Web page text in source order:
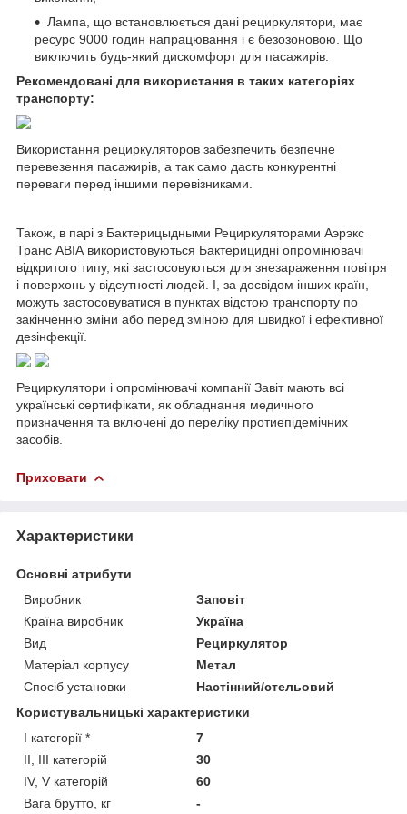
Лампа, що встановлюється дані рециркулятори, має
ресурс 9000 годин напрацювання і є безозоновою. Що
виключить будь-який дискомфорт для пасажирів.
Рекомендовані для використання в таких категоріях
транспорту:
Використання рециркуляторов забезпечить безпечне
перевезення пасажирів, а так само дасть конкурентні
переваги перед іншими перевізниками.
Також, в парі з Бактерицыдными Рециркуляторами Аэрэкс
Транс АВІА використовуються Бактерицидні опромінювачі
відкритого типу, які застосовуються для знезараження повітря
і поверхонь у відсутності людей. І, за досвідом інших країн,
можуть застосовуватися в пунктах відстою транспорту по
закінченню зміни або перед зміною для швидкої і ефективної
дезінфекції.
Рециркулятори і опромінювачі компанії Завіт мають всі
українські сертифікати, як обладнання медичного
призначення та включені до переліку протиепідемічних
засобів.
Приховати
Характеристики
Основні атрибути
Виробник
Заповіт
Країна виробник
Україна
Вид
Рециркулятор
Матеріал корпусу
Метал
Спосіб установки
Настінний/стельовий
Користувальницькі характеристики
I категорії *
7
II, III категорій
30
IV, V категорій
60
Вага брутто, кг
-